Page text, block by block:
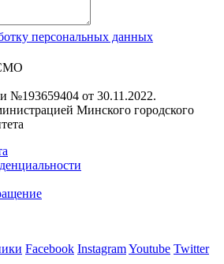
персональных данных
№193659404 от 30.11.2022.
Минского городского
Facebook InstagramYoutube Twitter